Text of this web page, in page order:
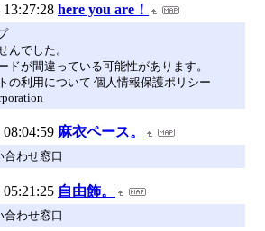
13:27:28 here you are！
んでした。
ドが間違っている可能性があります。
の利用について 個人情報保護ポリシー
08:04:59 麻衣ペース。
合わせ窓口
05:21:25 自由飾。
合わせ窓口